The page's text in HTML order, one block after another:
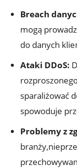
Breach
mogą
do danych
Ataki DDoS:
sparaliżować
spowoduje
Problemy z